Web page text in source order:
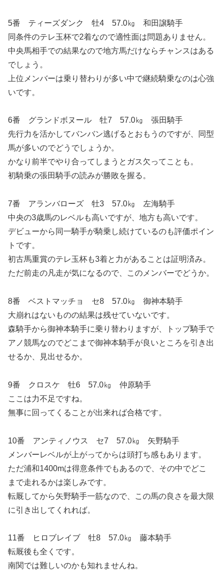
5番 ティーズダンク 牡4 57.0㎏ 和田譲騎手
同条件のテレ玉杯で2着なので適性面は問題ありません。
中央馬相手での結果なので地方馬だけならチャンスはある
でしょう。
上位メンバーは乗り替わりが多い中で継続騎乗なのは心強
いです。
6番 グランドボヌール 牡7 57.0㎏ 張田騎手
先行力を活かしてバンバン逃げるとおもうのですが、同型
馬が多いのでどうでしょうか。
かなり前半でやり合ってしまうとガス欠ってことも。
初騎乗の張田騎手の読みが勝敗を握る。
7番 アランバローズ 牡3 57.0㎏ 左海騎手
中央の3歳馬のレベルも高いですが、地方も高いです。
デビューから同一騎手が騎乗し続けているのも評価ポイン
トです。
初古馬重賞のテレ玉杯も3着と力があることは証明済み。
ただ前走の凡走が気になるので、このメンバーでどうか。
8番 ベストマッチョ セ8 57.0㎏ 御神本騎手
大崩れはないものの結果は残せていないです。
森騎手から御神本騎手に乗り替わりますが、トップ騎手で
アノ競馬なのでどこまで御神本騎手が良いところを引き出
せるか、見出せるか。
9番 クロスケ 牡6 57.0㎏ 仲原騎手
ここは力不足ですね。
無事に回ってくることが出来れば合格です。
10番 アンティノウス セ7 57.0㎏ 矢野騎手
メンバーレベルが上がってからは頭打ち感もあります。
ただ浦和1400mは得意条件でもあるので、その中でどこ
まで走れるかは楽しみです。
転厩してから矢野騎手一筋なので、この馬の良さを最大限
に引き出してくれれば。
11番 ヒロブレイブ 牡8 57.0㎏ 藤本騎手
転厩後も全くです。
南関では難しいのかも知れませんね。